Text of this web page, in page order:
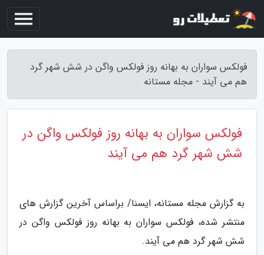
فولکس سواران به بهانه روز فولکس واگن در شش شهر گرد
هم می آیند - مجله مستانه
فولکس سواران به بهانه روز فولکس واگن در
شش شهر گرد هم می آیند
به گزارش مجله مستانه، ایسنا/ براساس آخرین گزارش های
منتشر شده، فولکس سواران به بهانه روز فولکس واگن در
شش شهر گرد هم می آیند.